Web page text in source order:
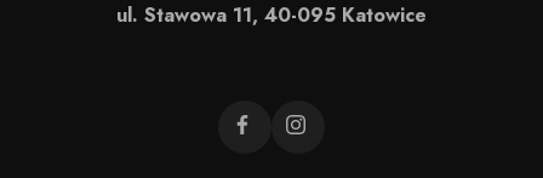
ul. Stawowa 11, 40-095 Katowice